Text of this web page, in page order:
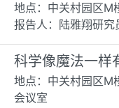
地点：中关村园区M
报告人：陆雅翔研究
科学像魔法一样
地点：中关村园区M
会议室